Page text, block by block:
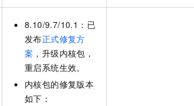
8.10/9.7/10.1：已
发布正式修复方
案 ，升级内核包，
重启系统生效。
内核包的修复版本
如下：